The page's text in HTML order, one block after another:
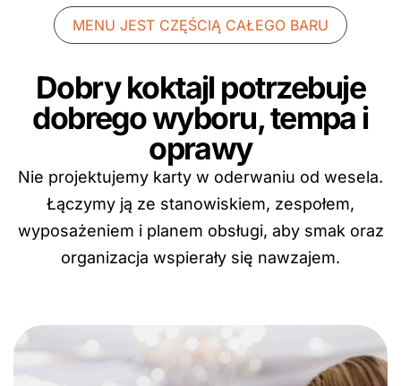
MENU JEST CZĘŚCIĄ CAŁEGO BARU
Dobry koktajl potrzebuje
dobrego wyboru, tempa i
oprawy
Nie projektujemy karty w oderwaniu od wesela.
Łączymy ją ze stanowiskiem, zespołem,
wyposażeniem i planem obsługi, aby smak oraz
organizacja wspierały się nawzajem.